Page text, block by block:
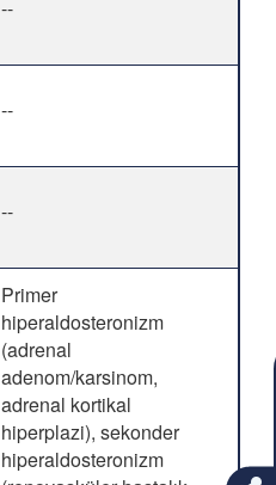
--
--
--
Primer
hiperaldosteronizm
(adrenal
adenom/karsinom,
adrenal kortikal
hiperplazi), sekonder
hiperaldosteronizm